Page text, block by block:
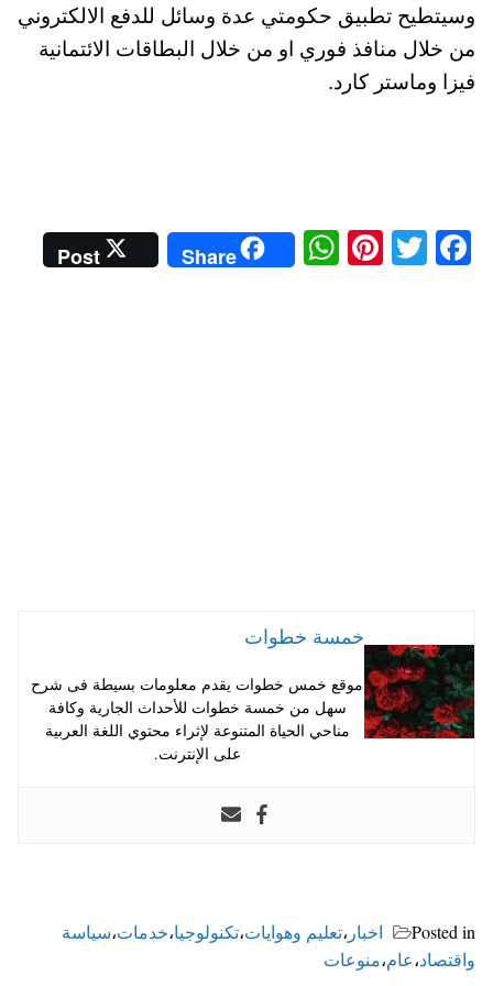
وسيتطيح تطبيق حكومتي عدة وسائل للدفع الالكتروني
من خلال منافذ فوري او من خلال البطاقات الائتمانية
فيزا وماستر كارد.
Fa
T
Pi
W
ha
Share
Post
خمسة خطوات
موقع خمس خطوات يقدم معلومات بسيطة فى شرح
سهل من خمسة خطوات للأحداث الجارية وكافة
مناحي الحياة المتنوعة لإثراء محتوي اللغة العربية
على الإنترنت.
Posted in اخبار ،تعليم وهوايات،تكنولوجيا،خدمات،سياسة
واقتصاد،عام،منوعات